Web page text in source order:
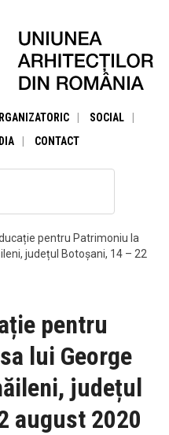
SOCIAL
CONTACT
pentru Patrimoniu la
județul Botoșani, 14 – 22
pentru
lui George
județul
august 2020